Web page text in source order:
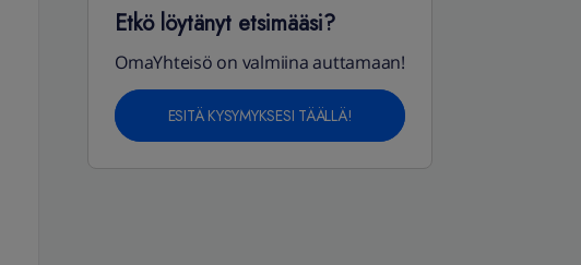
Etkö löytänyt etsimääsi?
OmaYhteisö on valmiina auttamaan!
ESITÄ KYSYMYKSESI TÄÄLLÄ!